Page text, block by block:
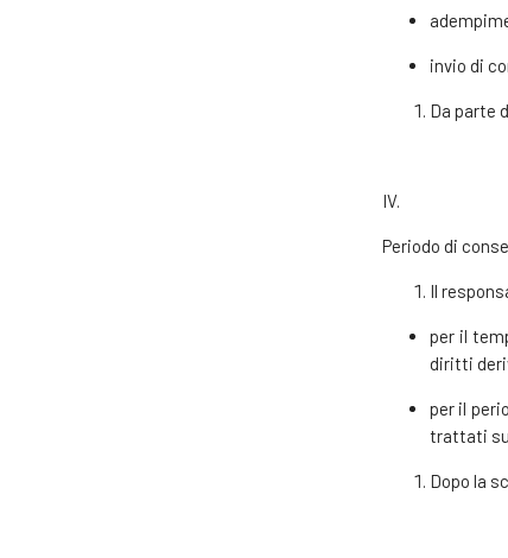
invio di
Da parte
IV.
Periodo di
Il
per il
diritti
per il
trattati
Dopo la